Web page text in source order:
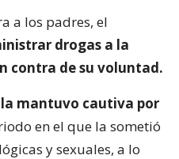
a los padres, el
drogas a la
contra de su voluntad.
la mantuvo cautiva por
en el que la sometió
y sexuales, a lo